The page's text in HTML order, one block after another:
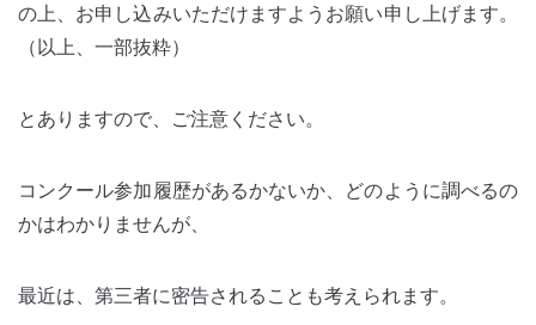
の上、お申し込みいただけますようお願い申し上げます。
（以上、一部抜粋）
とありますので、ご注意ください。
コンクール参加履歴があるかないか、どのように調べるの
かはわかりませんが、
最近は、第三者に密告されることも考えられます。